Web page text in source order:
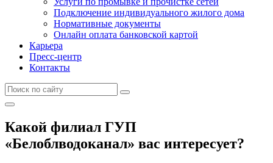
Подключение индивидуального жилого дома
Нормативные документы
Онлайн оплата банковской картой
Карьера
Пресс-центр
Контакты
Какой филиал ГУП
«Белоблводоканал» вас интересует?